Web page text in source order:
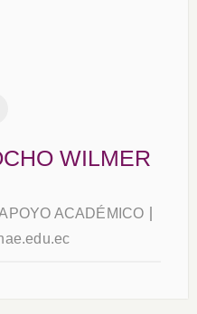
WILMER
ACADÉMICO